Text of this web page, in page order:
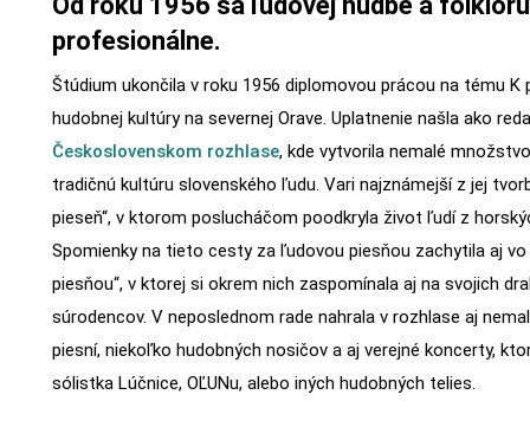
profesionálne.
Štúdium ukončila v roku 1956 diplomovou prácou na tému K
hudobnej kultúry na severnej Orave. Uplatnenie našla ako
Československom rozhlase, kde vytvorila nemalé
tradičnú kultúru slovenského ľudu. Vari najznámejší z jej
pieseň“, v ktorom poslucháčom poodkryla život ľudí z
Spomienky na tieto cesty za ľudovou piesňou zachytila aj vo
piesňou“, v ktorej si okrem nich zaspomínala aj na svojich
súrodencov. V neposlednom rade nahrala v rozhlase aj
piesní, niekoľko hudobných nosičov a aj verejné koncerty,
sólistka Lúčnice, OĽUNu, alebo iných hudobných telies.